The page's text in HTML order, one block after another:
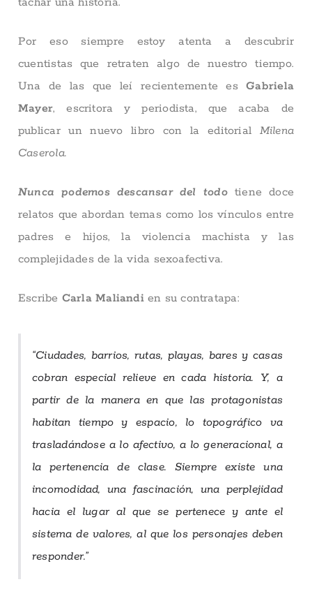
Por eso siempre estoy atenta a descubrir
cuentistas que retraten algo de nuestro tiempo.
Una de las que leí recientemente esGabriela
Mayer, escritora y periodista, que acaba de
publicar un nuevo libro con la editorial Milena
Caserola.
Nunca podemos descansar del todotiene doce
relatos que abordan temas como los vínculos entre
padres e hijos, la violencia machista y las
complejidades de la vida sexoafectiva.
Escribe Carla Maliandien su contratapa:
“Ciudades, barrios, rutas, playas, bares y casas
cobran especial relieve en cada historia. Y, a
partir de la manera en que las protagonistas
habitan tiempo y espacio, lo topográfico va
trasladándose a lo afectivo, a lo generacional, a
la pertenencia de clase. Siempre existe una
incomodidad, una fascinación, una perplejidad
hacia el lugar al que se pertenece y ante el
sistema de valores, al que los personajes deben
responder.”